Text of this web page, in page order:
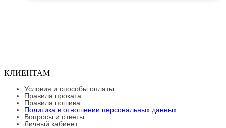
КЛИЕНТАМ
Условия и способы оплаты
Правила проката
Правила пошива
Политика в отношении персональных данных
Вопросы и ответы
Личный кабинет